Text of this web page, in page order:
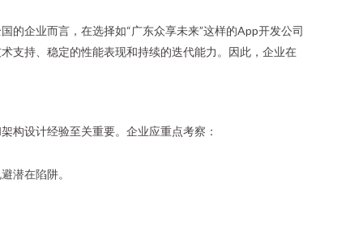
的企业而言，在选择如“广东众享未来”这样的App开发公司
支持、稳定的性能表现和持续的迭代能力。因此，企业在
构设计经验至关重要。企业应重点考察：
潜在陷阱。